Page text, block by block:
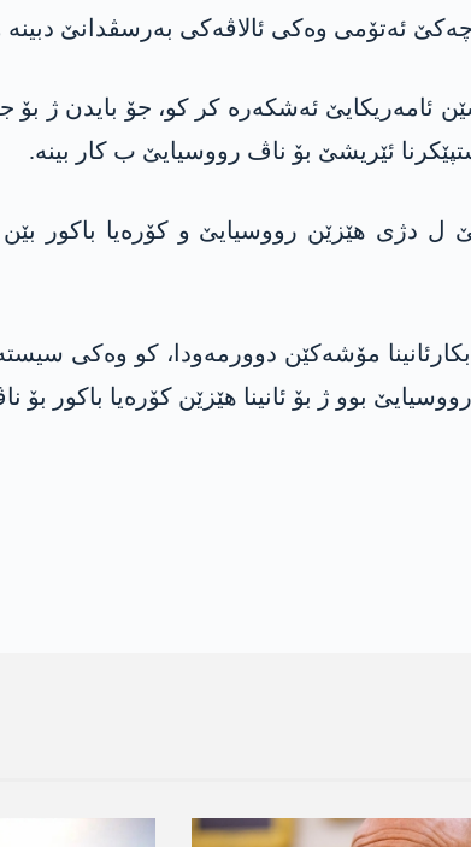
ئەتۆمی وەکی ئالاڤەکی بەرسڤدانێ دبینە و
ئامەریکایێ ئەشکەرە کر کو، جۆ بایدن ژ
ئێریشێ بۆ ناڤ رووسیایێ ب کار بینە.
ھێزێن رووسیایێ و کۆرەیا باکور بێن
بوو ژ بۆ ئانینا ھێزێن کۆرەیا باکور